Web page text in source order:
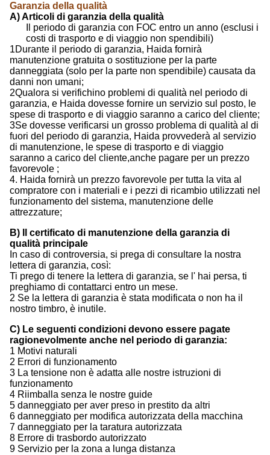
Garanzia della qualità
A) Articoli di garanzia della qualità
Il periodo di garanzia con FOC entro un anno (esclusi i
costi di trasporto e di viaggio non spendibili)
1Durante il periodo di garanzia, Haida fornirà
manutenzione gratuita o sostituzione per la parte
danneggiata (solo per la parte non spendibile) causata da
danni non umani;
2Qualora si verifichino problemi di qualità nel periodo di
garanzia, e Haida dovesse fornire un servizio sul posto, le
spese di trasporto e di viaggio saranno a carico del cliente;
3Se dovesse verificarsi un grosso problema di qualità al di
fuori del periodo di garanzia, Haida provvederà al servizio
di manutenzione, le spese di trasporto e di viaggio
saranno a carico del cliente,anche pagare per un prezzo
favorevole ;
4. Haida fornirà un prezzo favorevole per tutta la vita al
compratore con i materiali e i pezzi di ricambio utilizzati nel
funzionamento del sistema, manutenzione delle
attrezzature;
B) Il certificato di manutenzione della garanzia di
qualità principale
In caso di controversia, si prega di consultare la nostra
lettera di garanzia, così:
Ti prego di tenere la lettera di garanzia, se l' hai persa, ti
preghiamo di contattarci entro un mese.
2 Se la lettera di garanzia è stata modificata o non ha il
nostro timbro, è inutile.
C) Le seguenti condizioni devono essere pagate
ragionevolmente anche nel periodo di garanzia:
1 Motivi naturali
2 Errori di funzionamento
3 La tensione non è adatta alle nostre istruzioni di
funzionamento
4 Riimballa senza le nostre guide
5 danneggiato per aver preso in prestito da altri
6 danneggiato per modifica autorizzata della macchina
7 danneggiato per la taratura autorizzata
8 Errore di trasbordo autorizzato
9 Servizio per la zona a lunga distanza